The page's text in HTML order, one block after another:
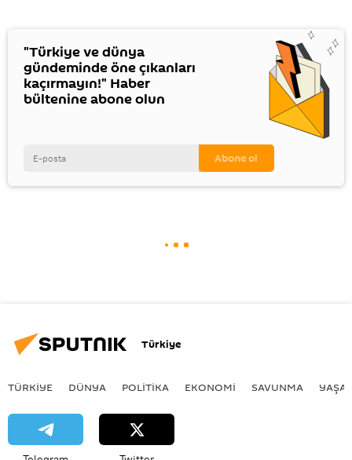
"Türkiye ve dünya
gündeminde öne çıkanları
kaçırmayın!" Haber
bültenine abone olun
Türkiye
TÜRKIYE DÜNYA POLİTİKA EKONOMİ SAVUNMA